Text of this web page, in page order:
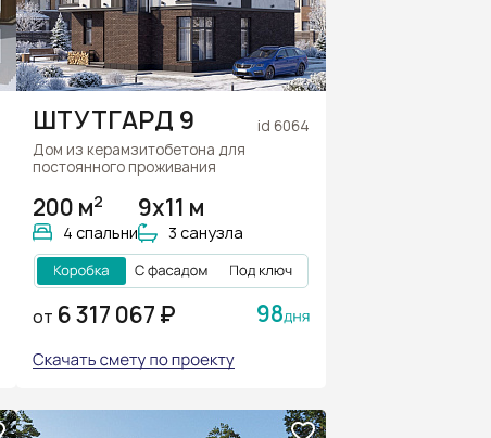
ШТУТГАРД 9
id 6064
Дом из керамзитобетона для
постоянного проживания
200 м2
4 спальни
9x11 м
3 санузла
ОТ 6 317 067 ₽ 98